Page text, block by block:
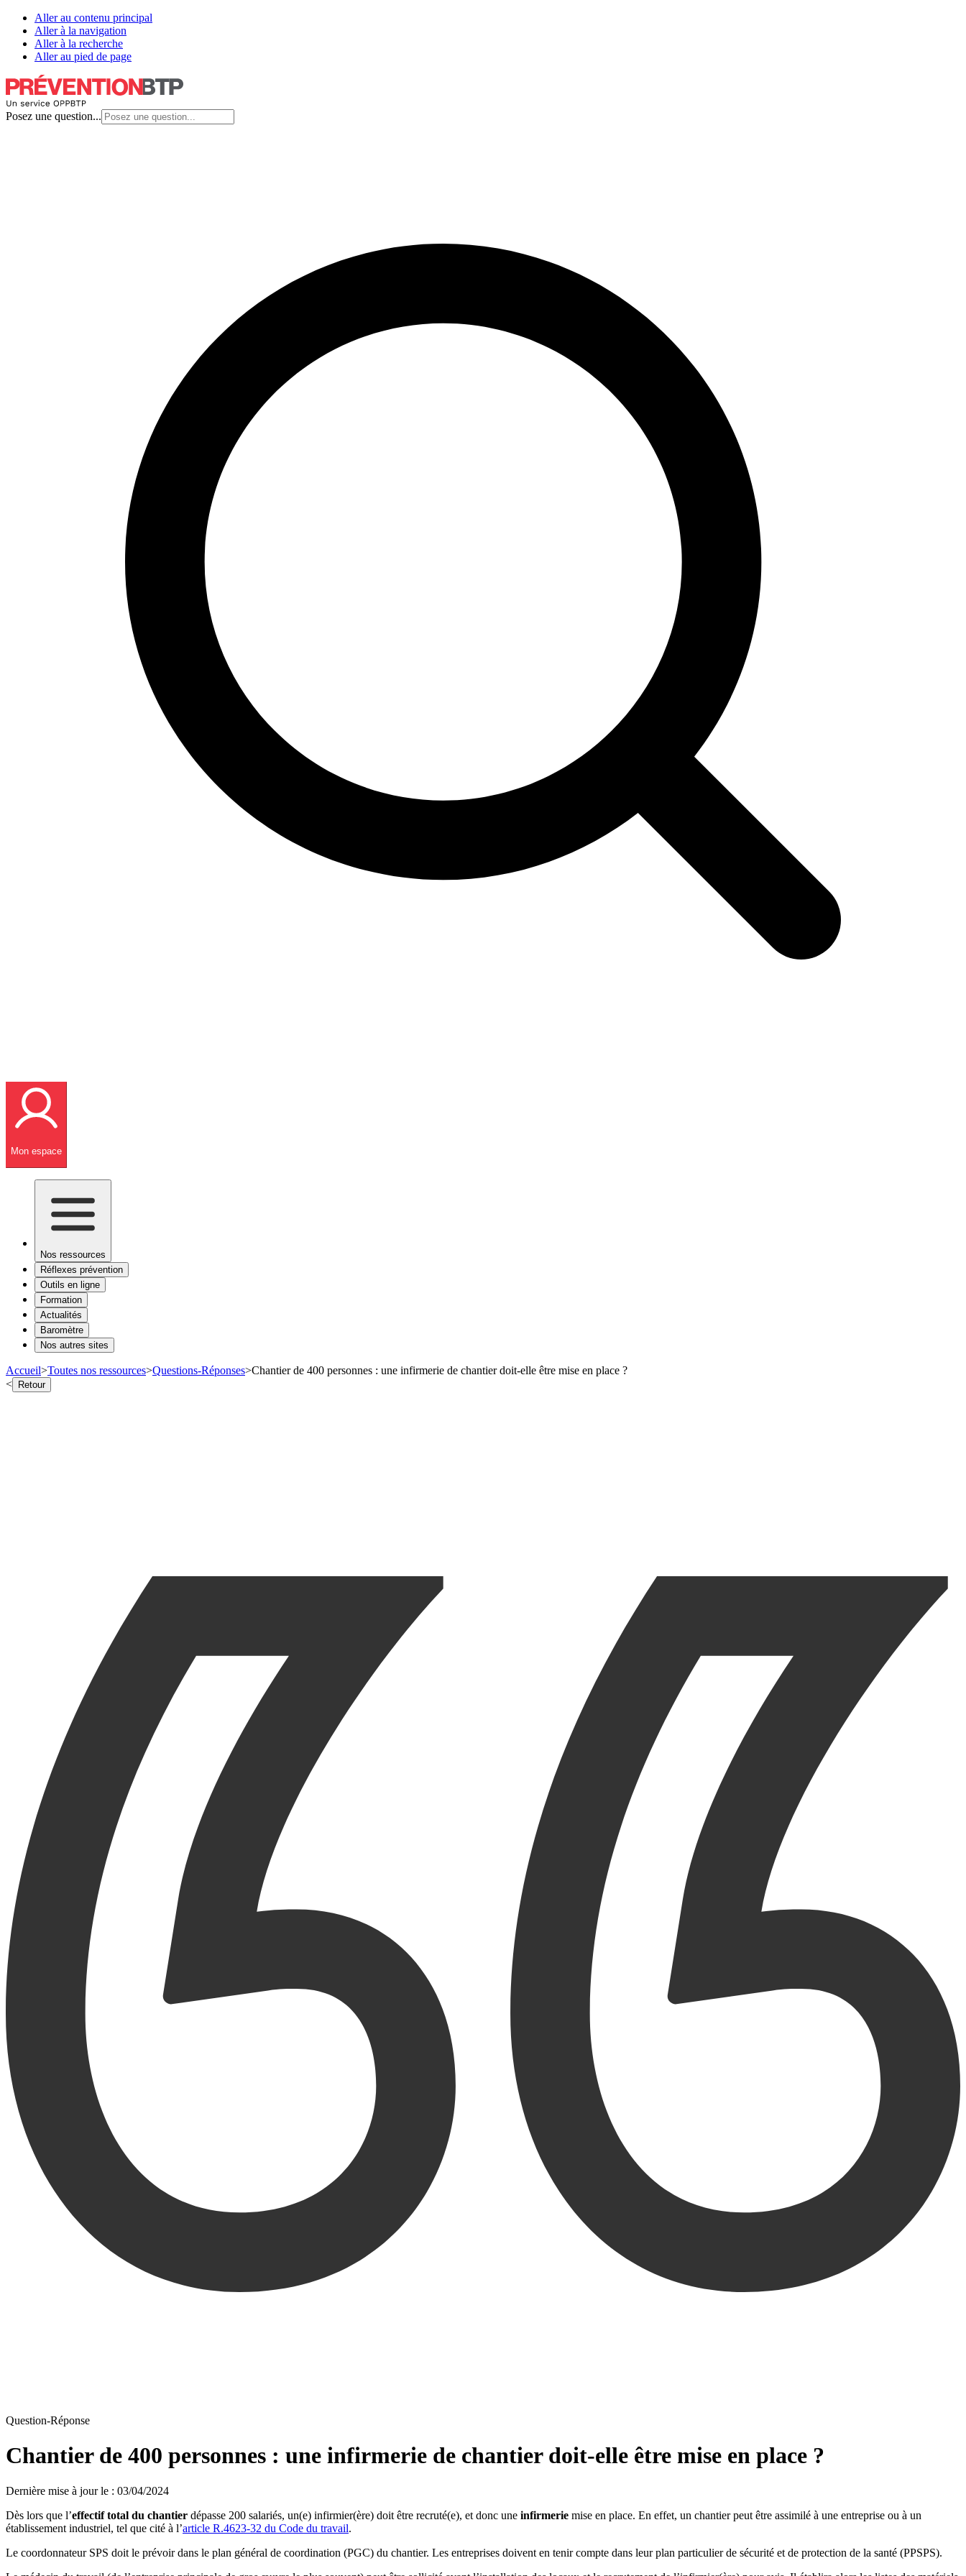
Aller au contenu principal
Aller à la navigation
Aller à la recherche
Aller au pied de page
Posez une question...
Mon espace
Nos ressources
Réflexes prévention
Outils en ligne
Formation
Actualités
Baromètre
Nos autres sites
Accueil>Toutes nos ressources>Questions-Réponses>Chantier de 400 personnes : une infirmerie de chantier doit-elle être mise en place ?
< Retour
Question-Réponse
Chantier de 400 personnes : une infirmerie de chantier doit-elle être mise en place ?
Dernière mise à jour le : 03/04/2024
Dès lors que l’effectif total du chantier dépasse 200 salariés, un(e) infirmier(ère) doit être recruté(e), et donc une infirmerie mise en place. En effet, un chantier peut être assimilé à une entreprise ou à un
établissement industriel, tel que cité à l’article R.4623-32 du Code du travail.
Le coordonnateur SPS doit le prévoir dans le plan général de coordination (PGC) du chantier. Les entreprises doivent en tenir compte dans leur plan particulier de sécurité et de protection de la santé (PPSPS).